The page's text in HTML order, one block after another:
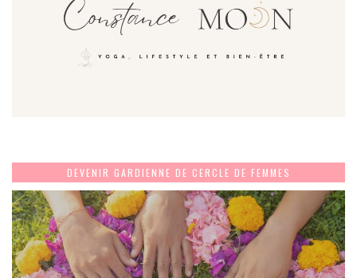
DEVENIR GARDIENNE DE CERCLE DE FEMMES